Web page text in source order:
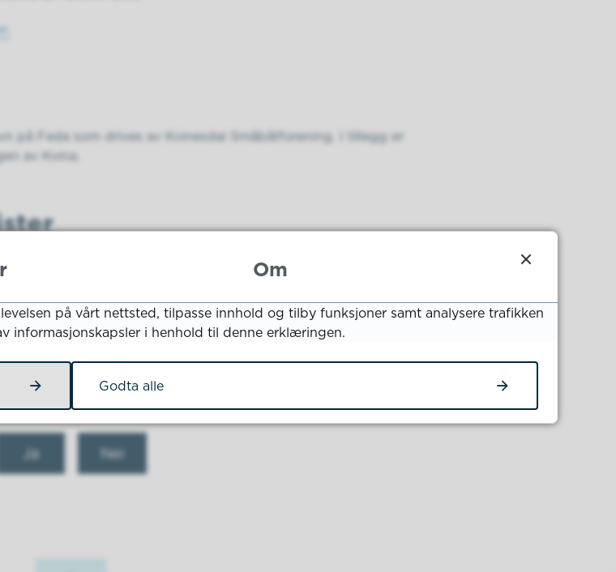
på Feda som drives av Kvinesdal Småbåtforening. I tillegg er
av Kvina.
formål å tilrettelegge for båtfolk med bryggeanlegg,
du lette etter?
Ja Nei
Om
på vårt nettsted, tilpasse innhold og tilby funksjoner samt analysere trafikken
informasjonskapsler i henhold til denne erklæringen.
Godta alle